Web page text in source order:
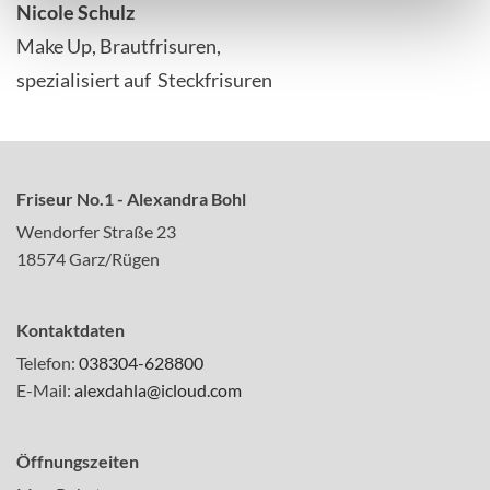
Nicole Schulz
Make Up, Brautfrisuren,
spezialisiert auf Steckfrisuren
Friseur No.1 - Alexandra Bohl
Wendorfer Straße 23
18574 Garz/Rügen
Kontaktdaten
Telefon: 038304-628800
E-Mail: alexdahla@icloud.com
Öffnungszeiten